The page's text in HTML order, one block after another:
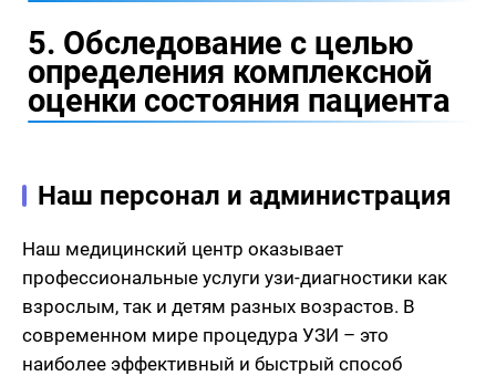
5. Обследование с целью
определения комплексной
оценки состояния пациента
Наш персонал и администрация
Наш медицинский центр оказывает
профессиональные услуги узи-диагностики как
взрослым, так и детям разных возрастов. В
современном мире процедура УЗИ – это
наиболее эффективный и быстрый способ